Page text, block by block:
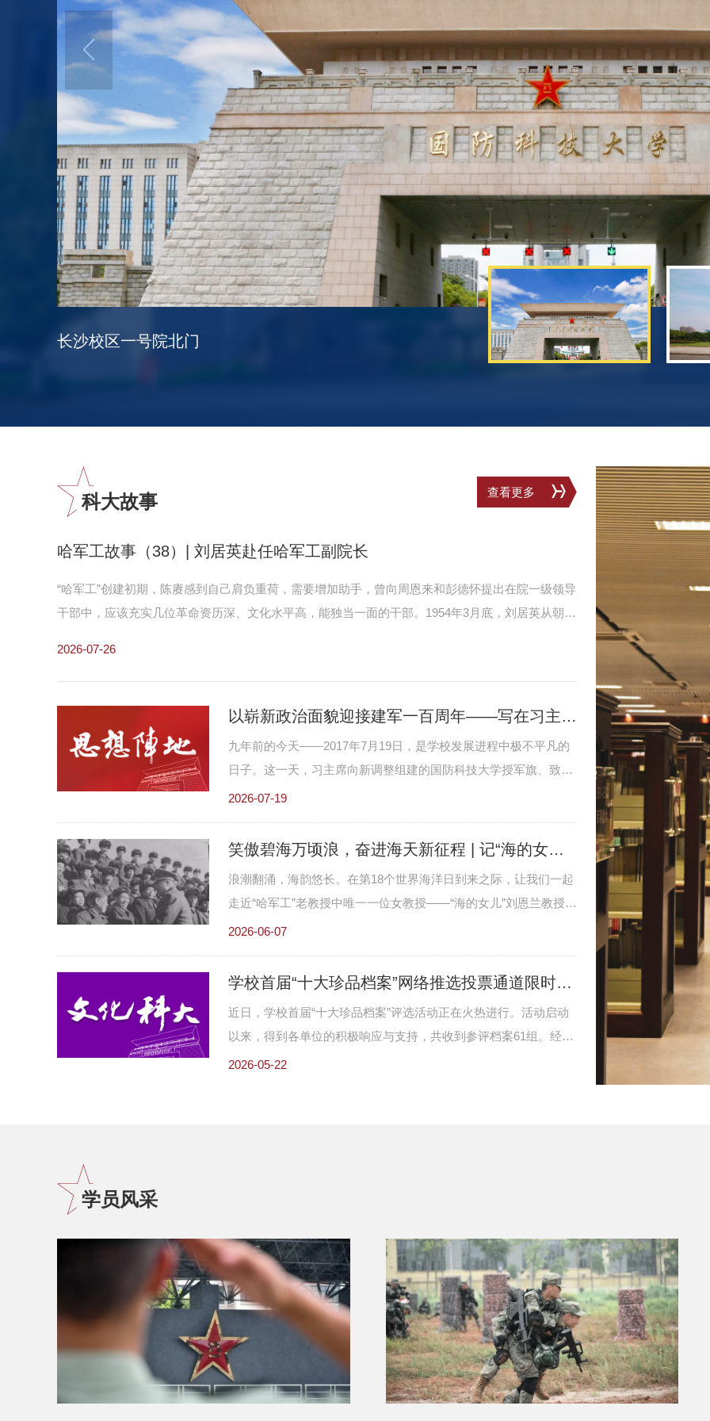
长沙校区一号院北门
科大故事 查看更多
哈军工故事（38）| 刘居英赴任哈军工副院长
“哈军工”创建初期，陈赓感到自己肩负重荷，需要增加助手，曾向周恩来和彭德怀提出在院一级领导
干部中，应该充实几位革命资历深、文化水平高，能独当一面的干部。1954年3月底，刘居英从朝鲜
2026-07-26
以崭新政治面貌迎接建军一百周年——写在习主席向学校授军旗、致训词九周年之际
九年前的今天——2017年7月19日，是学校发展进程中极不平凡的
日子。这一天，习主席向新调整组建的国防科技大学授军旗、致训
词：“国防科技大学是高素质新型军事人才培养和国防科技自主创新
争要求，抓好通用专业人才和联合作战保障人才培养，加强核心关
饱含着习主席对学校的信任重托和殷切期望，鼓舞激励着全体师生
员工向高地冲锋、向胜战攻坚、向一流奋进。
2026-07-19
笑傲碧海万顷浪，奋进海天新征程 | 记“海的女儿”刘恩兰教授
浪潮翻涌，海韵悠长。在第18个世界海洋日到来之际，让我们一起
走近“哈军工”老教授中唯一一位女教授——“海的女儿”刘恩兰教授。
她的一生，如惊涛骇浪中的灯塔，始终照亮我军气象海洋保障事业
2026-06-07
学校首届“十大珍品档案”网络推选投票通道限时开启！
近日，学校首届“十大珍品档案”评选活动正在火热进行。活动启动
以来，得到各单位的积极响应与支持，共收到参评档案61组。经初
步遴选，共有31组档案进入后续评审环节，并根据档案内容分为五
2026-05-22
学员风采